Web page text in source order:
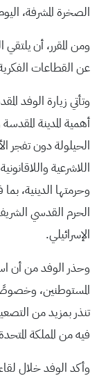
الصخرة المشرفة،
ومن المقرر، أن
عن القطاعات الفكرية
وتأتي زيارة الوفد
أهمية المدينة
الحيلولة دون تفجر
اللاشرعية
وحرمتها الدينية،
الحرم القدسي
الإسرائيلي.
وحذر الوفد من أن
المستوطنين،
تنذر بمزيد من
فيه من المملكة
وأكد الوفد خلال